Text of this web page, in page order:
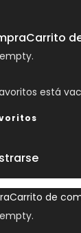
Carrito
está
Carrito de